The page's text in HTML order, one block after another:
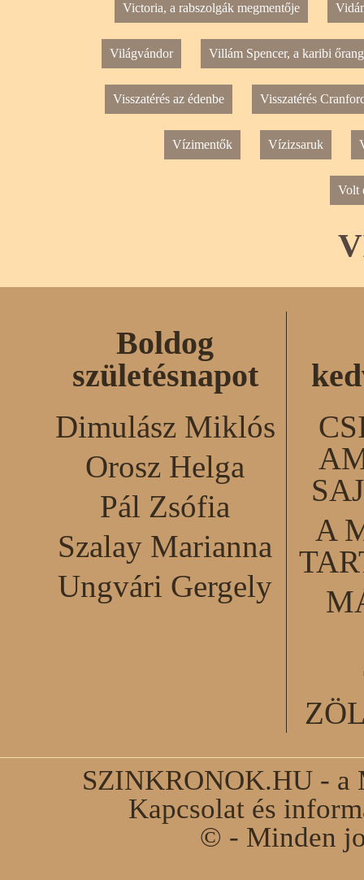
Victoria, a rabszolgák megmentője
Világvándor Villám Spencer, a karibi
Visszatérés az édenbe Visszatérés
Vízimentők Vízizsaruk
Volt
Boldog
születésnapot
Dimulász Miklós
Orosz Helga
Pál Zsófia
Szalay Marianna
Ungvári Gergely
A
SZINKRONOK.HU - a
Kapcsolat és
© - Minden